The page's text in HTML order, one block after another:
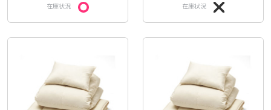
在庫状況 在庫状況